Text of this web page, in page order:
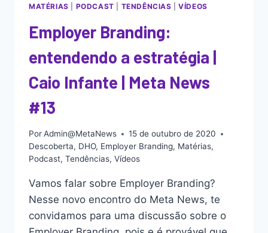
MATÉRIAS PODCAST TENDÊNCIAS |VÍDEOS
Employer Branding:
entendendo a estratégia |
Caio Infante | Meta News
#13
PorAdmin@MetaNews
15 de outubro de 2020
Descoberta, DHO, Employer Branding, Matérias,
Podcast, Tendências, Vídeos
Vamos falar sobre Employer Branding?
Nesse novo encontro do Meta News, te
convidamos para uma discussão sobre o